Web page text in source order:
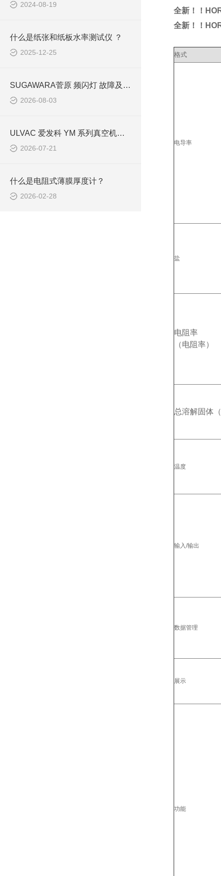
2024-08-19
什么是纸张和纸板水率测试仪 ？
2025-12-25
SUGAWARA菅原 频闪灯 故障及维修
2026-08-03
ULVAC 爱发科 YM 系列真空机组全谱系解析：型号参数、分类与工况选型规范
2026-07-21
什么是电阻式薄膜厚度计？
2026-02-28
全新！！
全新！！
格式
电导率
盐
电阻率
（电阻率）
总溶解固体
温度
输入/输出
数据管理
展示
功能